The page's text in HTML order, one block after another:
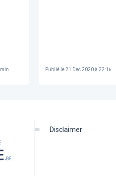
min Publié le21 Dec 2020 à 22:16
disclaimer